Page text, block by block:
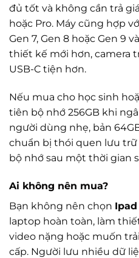
đủ tốt và không cần trả
hoặc Pro. Máy cũng hợp
Gen 7, Gen 8 hoặc Gen 9
thiết kế mới hơn, camera
USB-C tiện hơn.
Nếu mua cho học sinh
tiên bộ nhớ 256GB khi
người dùng nhẹ, bản
chuẩn bị thói quen lưu
bộ nhớ sau một thời gian
Ai không nên mua?
Bạn không nên chọn Ipad
laptop hoàn toàn, làm
video nặng hoặc muốn
cấp. Người lưu nhiều dữ